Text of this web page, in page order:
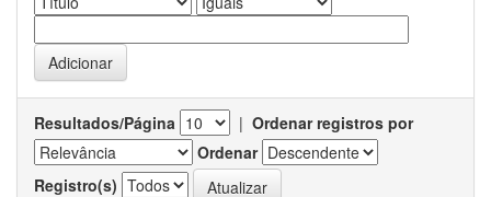
Resultados/Página | Ordenar registros por
Ordenar
Registro(s)